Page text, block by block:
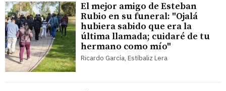
El mejor amigo de Esteban
Rubio en su funeral: "Ojalá
hubiera sabido que era la
última llamada; cuidaré de tu
hermano como mío"
Ricardo García, Estíbaliz Lera